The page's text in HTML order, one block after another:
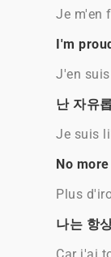
Je m'en
I'm
J'en
난 자유
Je suis
No
Plus
나는 항